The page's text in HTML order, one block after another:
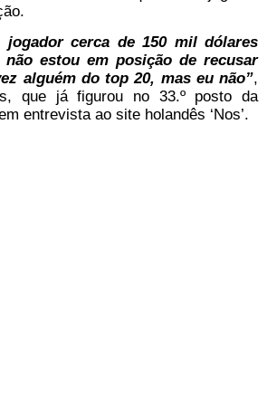
jogador cerca de 150 mil dólares
estou em posição de recusar
alguém do top 20, mas eu não”,
que já figurou no 33.º posto da
entrevista ao site holandês ‘Nos’.